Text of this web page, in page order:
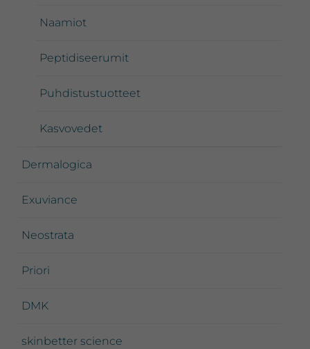
Naamiot
Peptidiseerumit
Puhdistustuotteet
Kasvovedet
Dermalogica
Exuviance
Neostrata
Priori
DMK
skinbetter science